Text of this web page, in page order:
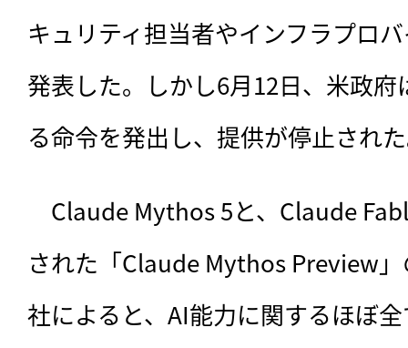
キュリティ担当者やインフラプロ
発表した。しかし6月12日、米政
る命令を発出し、提供が停止され
Claude Mythos 5と、Claude
された「Claude Mythos Preview
社によると、AI能力に関するほぼ